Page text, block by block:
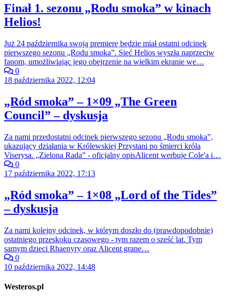
Finał 1. sezonu „Rodu smoka” w kinach
Helios!
Już 24 października swoją premierę będzie miał ostatni odcinek
pierwszego sezonu „Rodu smoka”. Sieć Helios wyszła naprzeciw
fanom, umożliwiając jego obejrzenie na wielkim ekranie we…
0
18 października 2022, 12:04
„Ród smoka” – 1×09 „The Green
Council” – dyskusja
Za nami przedostatni odcinek pierwszego sezonu „Rodu smoka”,
ukazujący działania w Królewskiej Przystani po śmierci króla
Viserysa. „Zielona Rada” - oficjalny opisAlicent werbuje Cole'a i…
0
17 października 2022, 17:13
„Ród smoka” – 1×08 „Lord of the Tides”
– dyskusja
Za nami kolejny odcinek, w którym doszło do (prawdopodobnie)
ostatniego przeskoku czasowego - tym razem o sześć lat. Tym
samym dzieci Rhaenyry oraz Alicent grane…
0
10 października 2022, 14:48
Westeros.pl